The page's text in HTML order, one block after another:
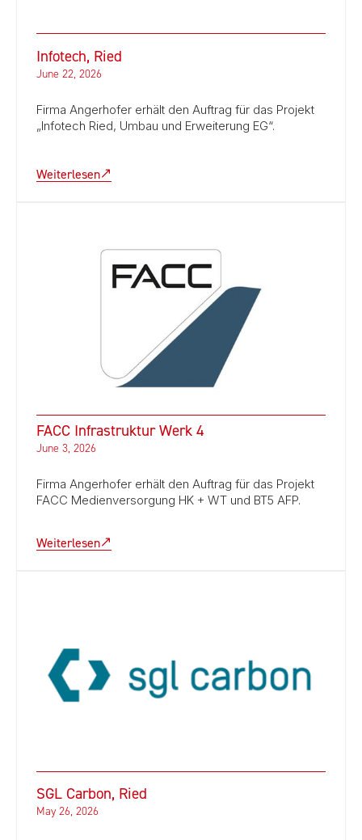
Infotech, Ried
June 22, 2026
Firma Angerhofer erhält den Auftrag für das Projekt
„Infotech Ried, Umbau und Erweiterung EG“.
Weiterlesen
FACC Infrastruktur Werk 4
June 3, 2026
Firma Angerhofer erhält den Auftrag für das Projekt
FACC Medienversorgung HK + WT und BT5 AFP.
Weiterlesen
SGL Carbon, Ried
May 26, 2026